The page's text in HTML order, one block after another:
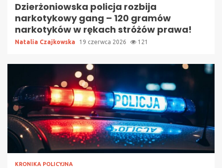
Dzierżoniowska policja rozbija
narkotykowy gang – 120 gramów
narkotyków w rękach stróżów prawa!
Natalia Czajkowska 19 czerwca 2026 121
KRONIKA POLICYJNA